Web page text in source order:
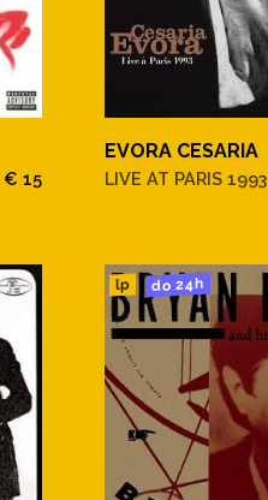
€ 15
EVORA CESARIA
LIVE AT PARIS 1993
lp do 24h